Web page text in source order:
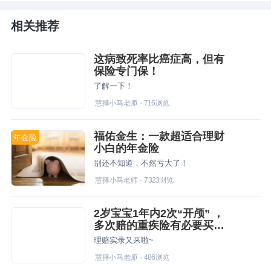
相关推荐
这病致死率比癌症高，但有
保险专门保！
了解一下！
慧择小马老师· 716浏览
年金险
福佑金生：一款超适合理财
小白的年金险
别还不知道，不然亏大了！
慧择小马老师· 7323浏览
2岁宝宝1年内2次“开颅” ，
多次赔的重疾险有必要买
吗？
理赔实录又来啦~
慧择小马老师· 486浏览